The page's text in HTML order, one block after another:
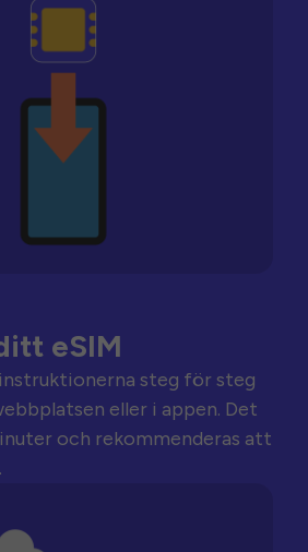
eSIM
steg för steg
eller i appen. Det
och rekommenderas att